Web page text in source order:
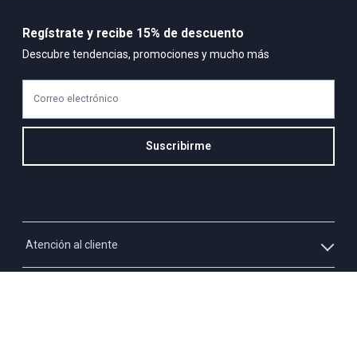
Atención al cliente
Regístrate y recibe 15% de descuento
Descubre tendencias, promociones y mucho más
Correo electrónico
Suscribirme